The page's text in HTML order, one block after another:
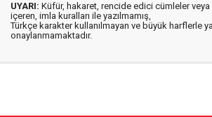
UYARI: Küfür, hakaret, rencide edici cümleler veya
içeren, imla kuralları ile yazılmamış,
Türkçe karakter kullanılmayan ve büyük harflerle
onaylanmamaktadır.